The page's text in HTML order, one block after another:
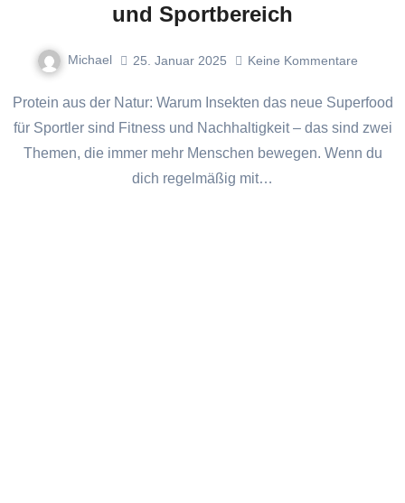
und Sportbereich
Michael 25. Januar 2025 Keine Kommentare
Protein aus der Natur: Warum Insekten das neue Superfood
für Sportler sind Fitness und Nachhaltigkeit – das sind zwei
Themen, die immer mehr Menschen bewegen. Wenn du
dich regelmäßig mit…